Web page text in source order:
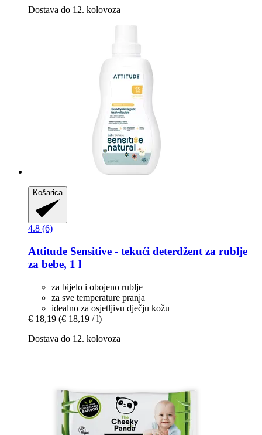
Dostava do 12. kolovoza
Košarica
4.8 (6)
Attitude Sensitive -​ tekući deterdžent za rublje
za bebe, 1 l
za bijelo i obojeno rublje
za sve temperature pranja
idealno za osjetljivu dječju kožu
€ 18,19 (€ 18,19 / l)
Dostava do 12. kolovoza